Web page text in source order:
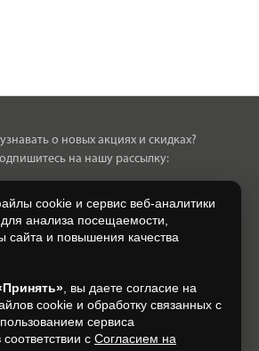
о новых акциях и скидках?
на нашу рассылку:
свое согласие на обработку моих
условиях и для целей, определенных в
Подписаться
cookie и сервис веб-аналитики
для анализа посещаемости,
сайта и повышения качества
, вы даете согласие на
cookie и обработку связанных с
сервиса
с Согласием на